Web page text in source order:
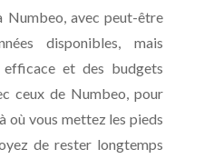
Numbeo, avec peut-être
disponibles, mais
efficace et des budgets
ceux de Numbeo, pour
où vous mettez les pieds
de rester longtemps